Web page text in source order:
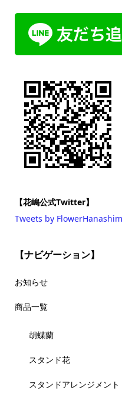
【花嶋公式Twitter】
Tweets by
【ナビゲーション】
お知らせ
商品一覧
胡蝶蘭
スタンド花
スタンドアレンジメント